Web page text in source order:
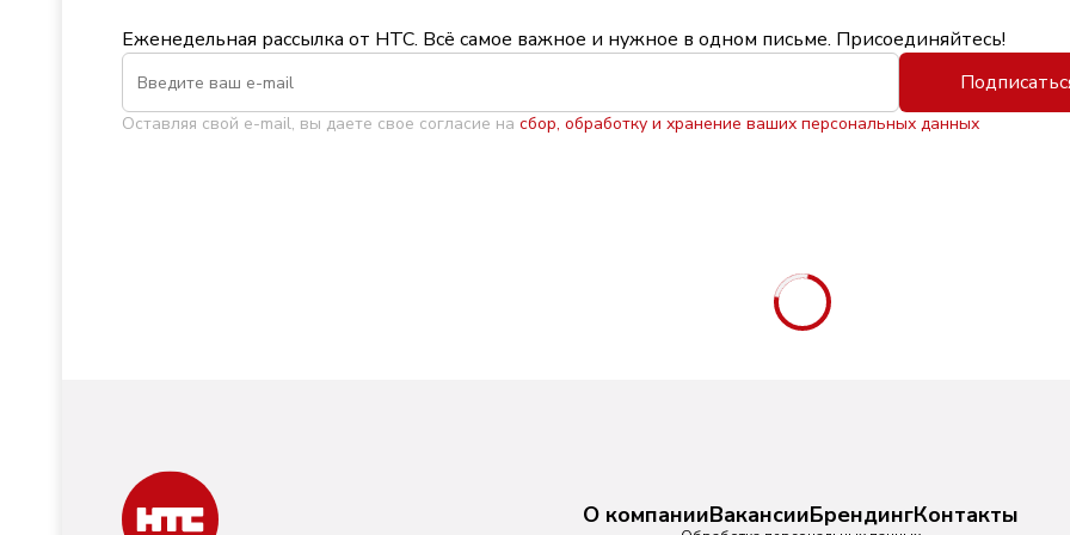
Еженедельная рассылка от НТС. Всё самое важное и нужное в одном письме. Присоединяйтесь!
Оставляя свой e-mail, вы даете свое согласие на сбор, обработку и хранение ваших персональных данных
О компанииВакансииБрендингКонтакты